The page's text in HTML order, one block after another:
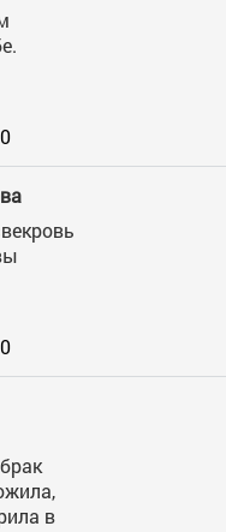
0
0
в